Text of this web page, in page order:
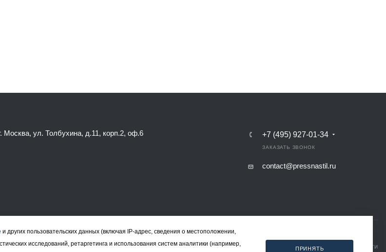
Москва, ул. Толбухина, д.11, корп.2, оф.6 +7 (495) 927-01-34
ЗАКАЗАТЬ ЗВОНОК
contact@pressnastil.ru
КАРТА САЙТА РЕКВИЗИТЫ ПОЛИТИКА КОНФИДЕНЦИАЛЬНОСТИ
и других пользовательских данных (включая IP-адрес, сведения о местоположении,
исследований, ретаргетинга и использования систем аналитики (например,
ПРИНЯТЬ